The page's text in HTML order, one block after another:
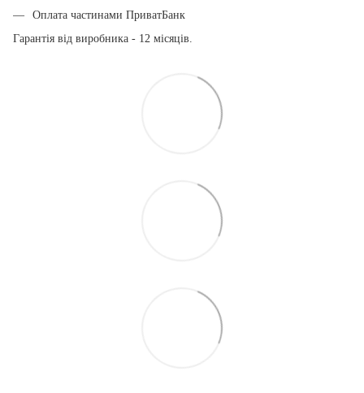
Оплата частинами ПриватБанк
Гарантія від виробника - 12 місяців.